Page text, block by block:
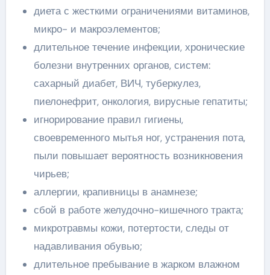
диета с жесткими ограничениями витаминов,
микро- и макроэлементов;
длительное течение инфекции, хронические
болезни внутренних органов, систем:
сахарный диабет, ВИЧ, туберкулез,
пиелонефрит, онкология, вирусные гепатиты;
игнорирование правил гигиены,
своевременного мытья ног, устранения пота,
пыли повышает вероятность возникновения
чирьев;
аллергии, крапивницы в анамнезе;
сбой в работе желудочно-кишечного тракта;
микротравмы кожи, потертости, следы от
надавливания обувью;
длительное пребывание в жарком влажном